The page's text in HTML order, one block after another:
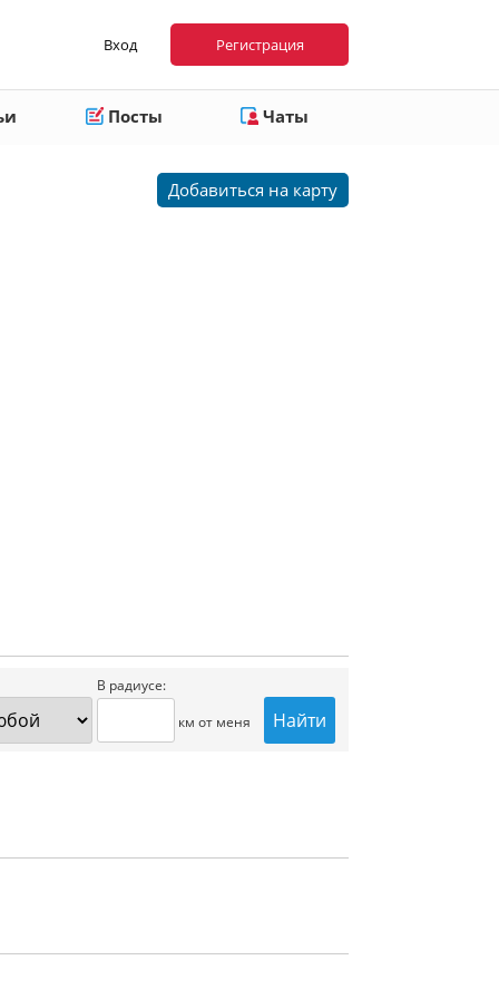
Вход Регистрация
Посты Чаты
Добавиться на карту
В радиусе:
км от меня